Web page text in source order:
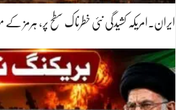
ایران۔امریکہ کشیدگی نئی خطرناک سطح پر، ہرمز